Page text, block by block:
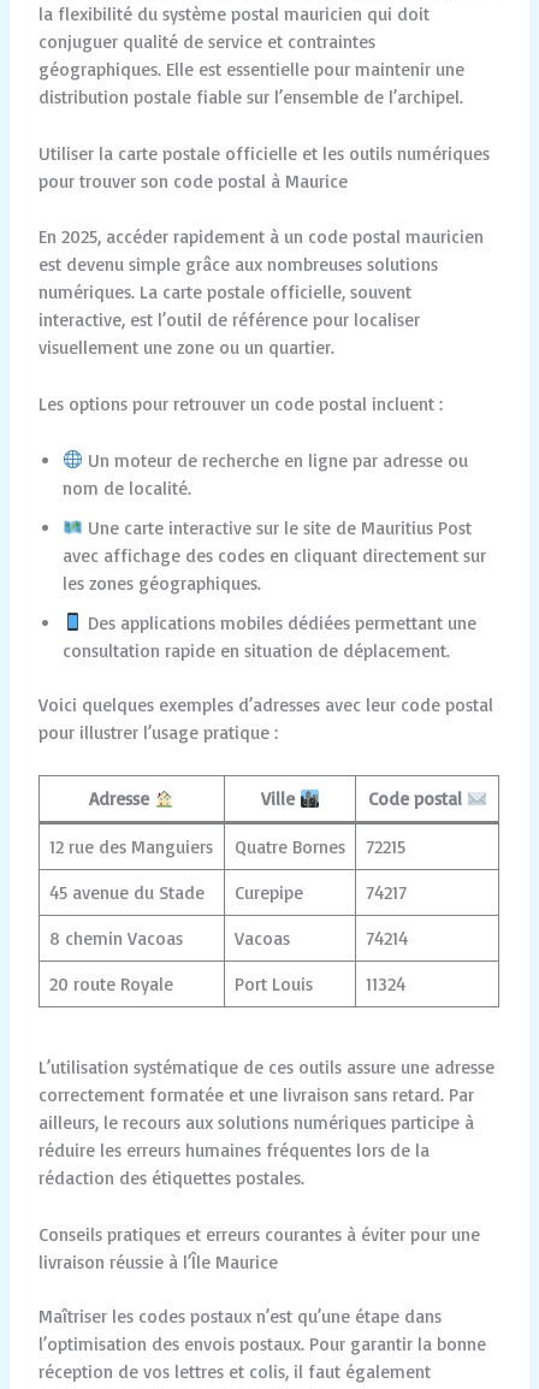
la flexibilité du système postal mauricien qui doit
conjuguer qualité de service et contraintes
géographiques. Elle est essentielle pour maintenir une
distribution postale fiable sur l’ensemble de l’archipel.
Utiliser la carte postale officielle et les outils numériques
pour trouver son code postal à Maurice
En 2025, accéder rapidement à un code postal mauricien
est devenu simple grâce aux nombreuses solutions
numériques. La carte postale officielle, souvent
interactive, est l’outil de référence pour localiser
visuellement une zone ou un quartier.
Les options pour retrouver un code postal incluent :
Un moteur de recherche en ligne par adresse ou
nom de localité.
Une carte interactive sur le site de Mauritius Post
avec affichage des codes en cliquant directement sur
les zones géographiques.
Des applications mobiles dédiées permettant une
consultation rapide en situation de déplacement.
Voici quelques exemples d’adresses avec leur code postal
pour illustrer l’usage pratique :
Adresse Ville Code postal
12 rue des Manguiers Quatre Bornes
72215
45 avenue du Stade
Curepipe
74217
8 chemin Vacoas
Vacoas
74214
20 route Royale
Port Louis 11324
L’utilisation systématique de ces outils assure une adresse
correctement formatée et une livraison sans retard. Par
ailleurs, le recours aux solutions numériques participe à
réduire les erreurs humaines fréquentes lors de la
rédaction des étiquettes postales.
Conseils pratiques et erreurs courantes à éviter pour une
livraison réussie à l’Île Maurice
Maîtriser les codes postaux n’est qu’une étape dans
l’optimisation des envois postaux. Pour garantir la bonne
réception de vos lettres et colis, il faut également